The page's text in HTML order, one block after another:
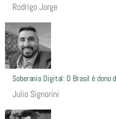
Rodrigo Jorge
Soberania Digital: O Brasil é dono
Julio Signorini